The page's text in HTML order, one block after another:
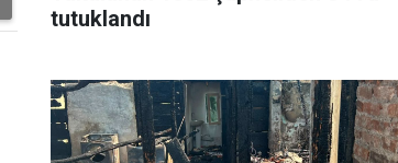
tutuklandı